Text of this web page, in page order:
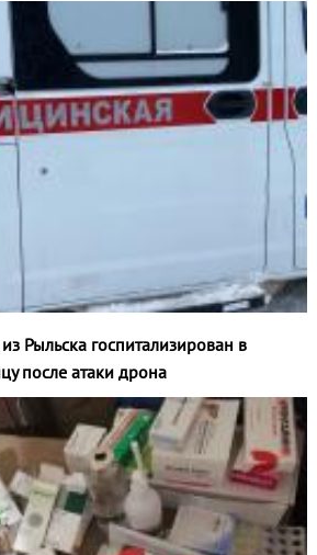
Рыльска госпитализирован в
после атаки дрона